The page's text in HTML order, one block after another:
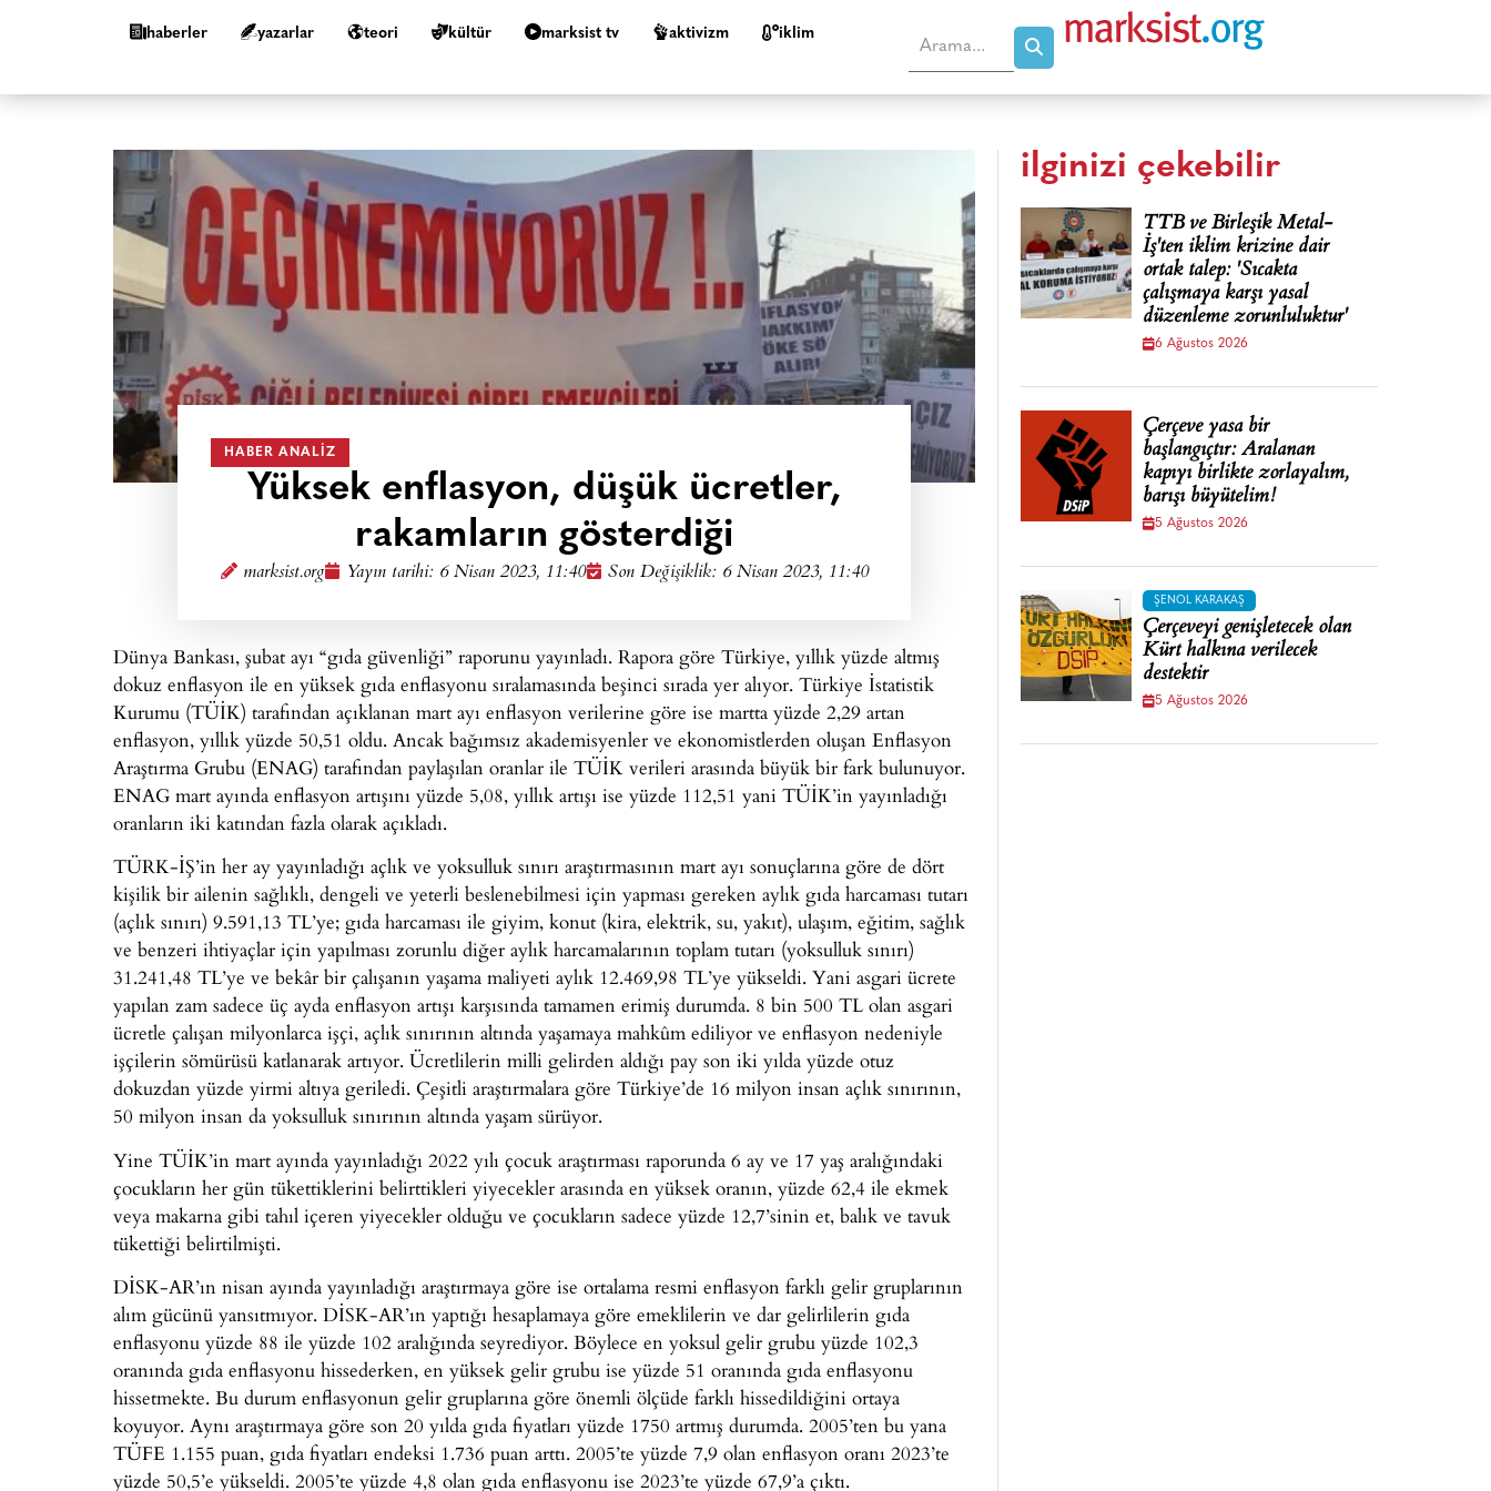
haberler yazarlar teori kültür marksist tv aktivizm i̇klim
HABER ANALIZ
Yüksek enflasyon, düşük ücretler,
rakamların gösterdiği
marksist.org Yayın tarihi: 6 Nisan 2023, 11:40 Son Değişiklik: 6 Nisan 2023, 11:40
Dünya Bankası, şubat ayı “gıda güvenliği” raporunu yayınladı. Rapora göre Türkiye, yıllık yüzde altmış
dokuz enflasyon ile en yüksek gıda enflasyonu sıralamasında beşinci sırada yer alıyor. Türkiye İstatistik
Kurumu (TÜİK) tarafından açıklanan mart ayı enflasyon verilerine göre ise martta yüzde 2,29 artan
enflasyon, yıllık yüzde 50,51 oldu. Ancak bağımsız akademisyenler ve ekonomistlerden oluşan Enflasyon
Araştırma Grubu (ENAG) tarafından paylaşılan oranlar ile TÜİK verileri arasında büyük bir fark bulunuyor.
ENAG mart ayında enflasyon artışını yüzde 5,08, yıllık artışı ise yüzde 112,51 yani TÜİK’in yayınladığı
oranların iki katından fazla olarak açıkladı.
TÜRK-İŞ’in her ay yayınladığı açlık ve yoksulluk sınırı araştırmasının mart ayı sonuçlarına göre de dört
kişilik bir ailenin sağlıklı, dengeli ve yeterli beslenebilmesi için yapması gereken aylık gıda harcaması tutarı
(açlık sınırı) 9.591,13 TL’ye; gıda harcaması ile giyim, konut (kira, elektrik, su, yakıt), ulaşım, eğitim, sağlık
ve benzeri ihtiyaçlar için yapılması zorunlu diğer aylık harcamalarının toplam tutarı (yoksulluk sınırı)
31.241,48 TL’ye ve bekâr bir çalışanın yaşama maliyeti aylık 12.469,98 TL’ye yükseldi. Yani asgari ücrete
yapılan zam sadece üç ayda enflasyon artışı karşısında tamamen erimiş durumda. 8 bin 500 TL olan asgari
ücretle çalışan milyonlarca işçi, açlık sınırının altında yaşamaya mahkûm ediliyor ve enflasyon nedeniyle
işçilerin sömürüsü katlanarak artıyor. Ücretlilerin milli gelirden aldığı pay son iki yılda yüzde otuz
dokuzdan yüzde yirmi altıya geriledi. Çeşitli araştırmalara göre Türkiye’de 16 milyon insan açlık sınırının,
50 milyon insan da yoksulluk sınırının altında yaşam sürüyor.
Yine TÜİK’in mart ayında yayınladığı 2022 yılı çocuk araştırması raporunda 6 ay ve 17 yaş aralığındaki
çocukların her gün tükettiklerini belirttikleri yiyecekler arasında en yüksek oranın, yüzde 62,4 ile ekmek
veya makarna gibi tahıl içeren yiyecekler olduğu ve çocukların sadece yüzde 12,7’sinin et, balık ve tavuk
tükettiği belirtilmişti.
DİSK-AR’ın nisan ayında yayınladığı araştırmaya göre ise ortalama resmi enflasyon farklı gelir gruplarının
alım gücünü yansıtmıyor. DİSK-AR’ın yaptığı hesaplamaya göre emeklilerin ve dar gelirlilerin gıda
enflasyonu yüzde 88 ile yüzde 102 aralığında seyrediyor. Böylece en yoksul gelir grubu yüzde 102,3
oranında gıda enflasyonu hissederken, en yüksek gelir grubu ise yüzde 51 oranında gıda enflasyonu
hissetmekte. Bu durum enflasyonun gelir gruplarına göre önemli ölçüde farklı hissedildiğini ortaya
koyuyor. Aynı araştırmaya göre son 20 yılda gıda fiyatları yüzde 1750 artmış durumda. 2005’ten bu yana
TÜFE 1.155 puan, gıda fiyatları endeksi 1.736 puan arttı. 2005’te yüzde 7,9 olan enflasyon oranı 2023’te
yüzde 50,5’e yükseldi. 2005’te yüzde 4,8 olan gıda enflasyonu ise 2023’te yüzde 67,9’a çıktı.
ilginizi çekebilir
TTB ve Birleşik Metal-
İş'ten iklim krizine dair
ortak talep: 'Sıcakta
çalışmaya karşı yasal
düzenleme zorunluluktur'
6 Ağustos 2026
Çerçeve yasa bir
başlangıçtır: Aralanan
kapıyı birlikte zorlayalım,
barışı büyütelim!
5 Ağustos 2026
ŞENOL KARAKAŞ
Çerçeveyi genişletecek olan
Kürt halkına verilecek
destektir
5 Ağustos 2026